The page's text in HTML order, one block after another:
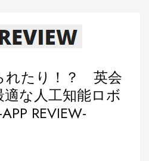
れたり！？ 英会
な人工知能ロボ
REVIEW-